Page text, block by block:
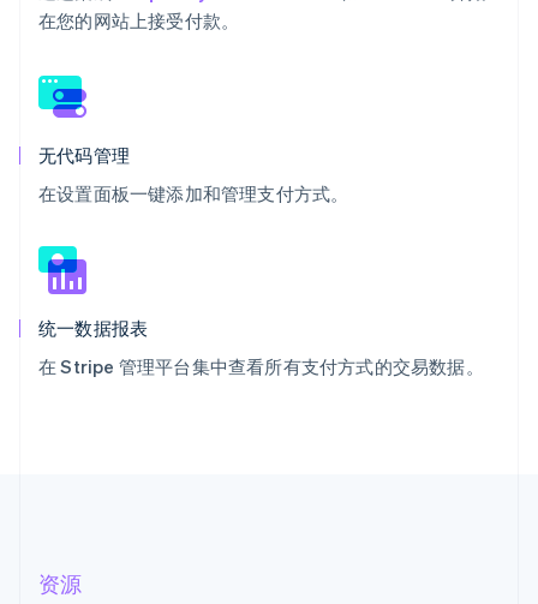
在您的网站上接受付款。
无代码管理
在设置面板一键添加和管理支付方式。
统一数据报表
在 Stripe 管理平台集中查看所有支付方式的交易数据。
资源